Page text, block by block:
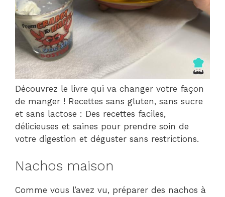
Découvrez le livre qui va changer votre façon
de manger ! Recettes sans gluten, sans sucre
et sans lactose : Des recettes faciles,
délicieuses et saines pour prendre soin de
votre digestion et déguster sans restrictions.
Nachos maison
Comme vous l’avez vu, préparer des nachos à